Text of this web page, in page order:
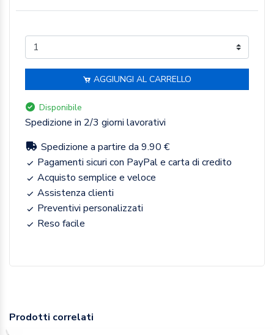
AGGIUNGI AL CARRELLO
Disponibile
Spedizione in 2/3 giorni lavorativi
Spedizione a partire da 9.90 €
Pagamenti sicuri con PayPal e carta di credito
Acquisto semplice e veloce
Assistenza clienti
Preventivi personalizzati
Reso facile
Prodotti correlati